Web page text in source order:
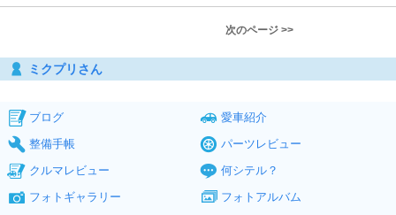
次のページ >>
ミクプリさん
ブログ
愛車紹介
整備手帳
パーツレビュー
クルマレビュー
何シテル？
フォトギャラリー
フォトアルバム